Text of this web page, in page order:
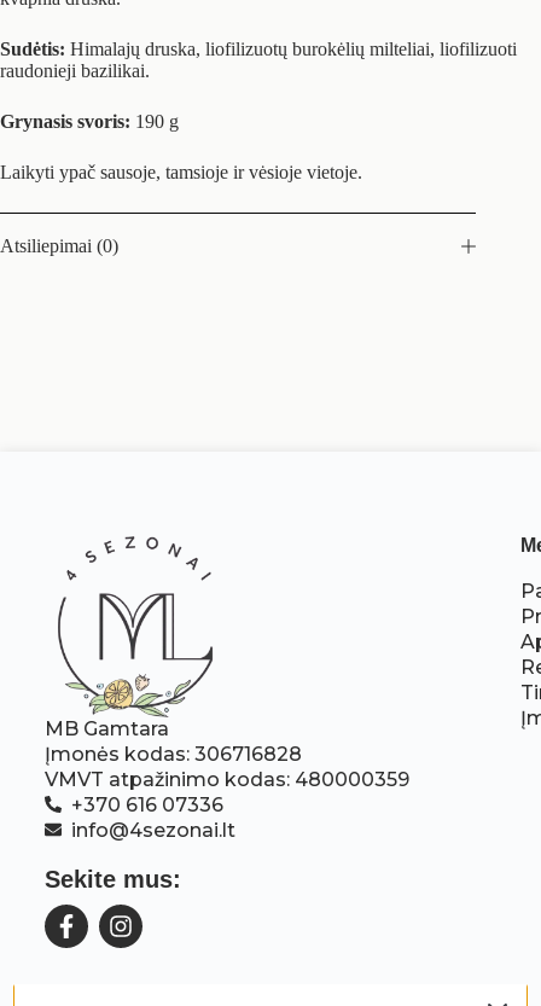
Sudėtis: Himalajų druska, liofilizuotų burokėlių milteliai, liofilizuoti
raudonieji bazilikai.
Grynasis svoris: 190 g
Laikyti ypač sausoje, tamsioje ir vėsioje vietoje.
Atsiliepimai (0)
MB Gamtara
Įmonės kodas: 306716828
VMVT atpažinimo kodas: 480000359
+370 616 07336
info@4sezonai.lt
Sekite mus: